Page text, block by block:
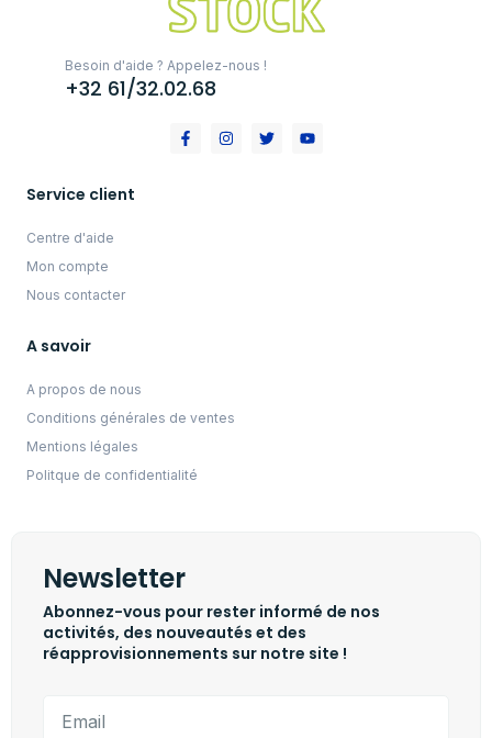
Besoin d'aide ? Appelez-nous !
+32 61/32.02.68
Service client
Centre d'aide
Mon compte
Nous contacter
A savoir
A propos de nous
Conditions générales de ventes
Mentions légales
Politque de confidentialité
Newsletter
Abonnez-vous pour rester informé de nos
activités, des nouveautés et des
réapprovisionnements sur notre site !